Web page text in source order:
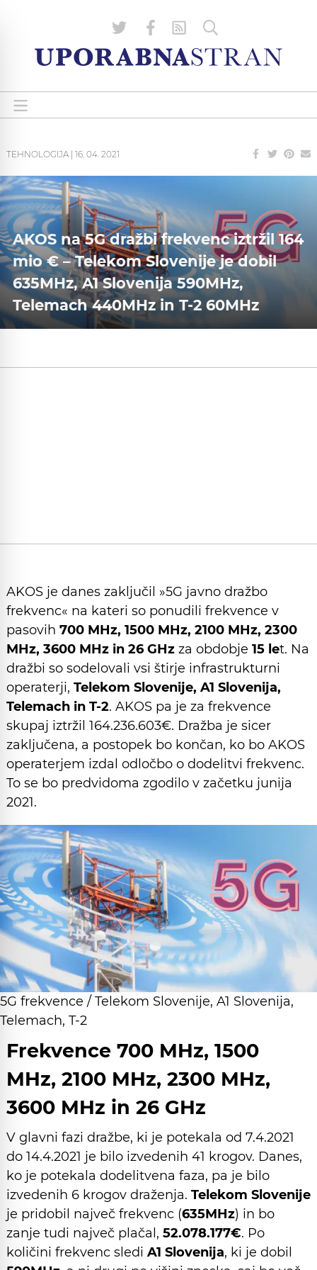
TEHNOLOGIJA 16. 04. 2021
AKOS na 5G dražbi frekvenc iztržil 164
mio € – Telekom Slovenije je dobil
635MHz, A1 Slovenija 590MHz,
Telemach 440MHz in T-2 60MHz
AKOS je danes zaključil »5G javno dražbo
frekvenc« na kateri so ponudili frekvence v
pasovih 700 MHz, 1500 MHz, 2100 MHz, 2300
MHz, 3600 MHz in 26 GHz za obdobje 15 let. Na
dražbi so sodelovali vsi štirje infrastrukturni
operaterji, Telekom Slovenije, A1 Slovenija,
Telemach in T-2. AKOS pa je za frekvence
skupaj iztržil 164.236.603€. Dražba je sicer
zaključena, a postopek bo končan, ko bo AKOS
operaterjem izdal odločbo o dodelitvi frekvenc.
To se bo predvidoma zgodilo v začetku junija
2021.
5G frekvence / Telekom Slovenije, A1 Slovenija,
Telemach, T-2
Frekvence 700 MHz, 1500
MHz, 2100 MHz, 2300 MHz,
3600 MHz in 26 GHz
V glavni fazi dražbe, ki je potekala od 7.4.2021
do 14.4.2021 je bilo izvedenih 41 krogov. Danes,
ko je potekala dodelitvena faza, pa je bilo
izvedenih 6 krogov draženja. Telekom Slovenije
je pridobil največ frekvenc (635MHz) in bo
zanje tudi največ plačal, 52.078.177€. Po
količini frekvenc sledi A1 Slovenija, ki je dobil